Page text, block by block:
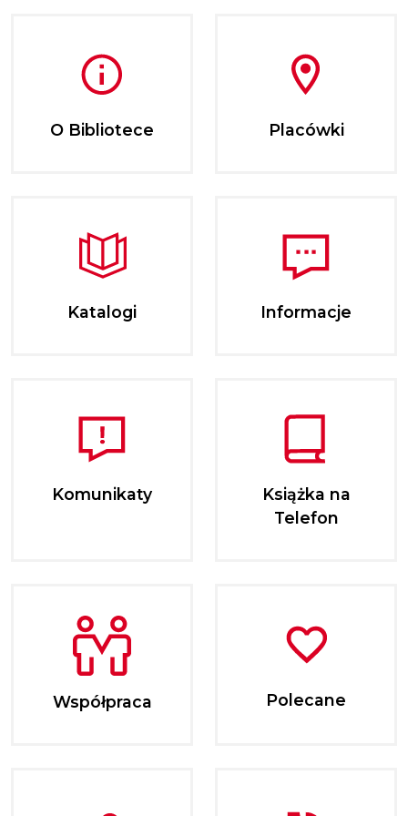
O Bibliotece Placówki
Katalogi Informacje
Komunikaty
Książka na
Telefon
Współpraca Polecane